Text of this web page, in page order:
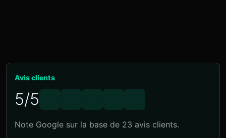
Avis clients
5/5
Note Google sur la base de 23 avis clients.